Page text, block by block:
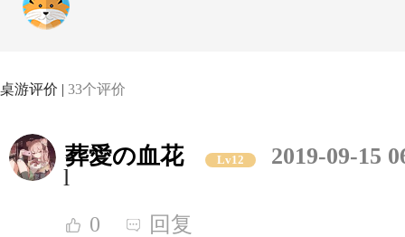
桌游评价 | 33个评价
葬愛の血花 Lv12
2019-09-15
l
0 回复